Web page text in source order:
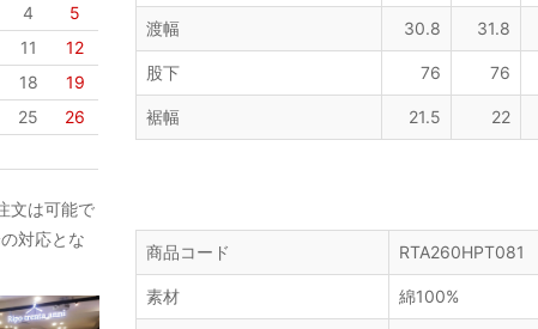
4
5
11
12
18
19
25
26
文は可能で
対応とな
渡幅 30.8 31.8
股下 76 76
裾幅 21.5 22
商品コード RTA260HPT081
素材 綿100%